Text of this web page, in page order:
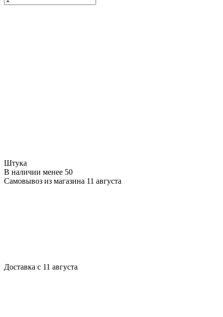
Штука
В наличии менее 50
Самовывоз из магазина 11 августа
Доставка с 11 августа